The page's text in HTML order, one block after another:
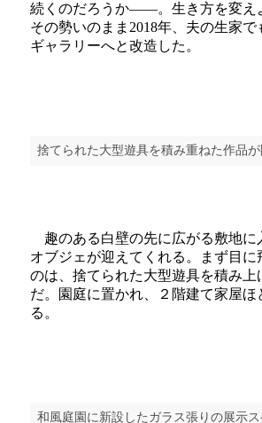
続くのだろうか――。生き方を変え
その勢いのまま2018年、夫の生家で
ギャラリーへと改造した。
捨てられた大型遊具を積み重ねた作品
趣のある白壁の先に広がる敷地に
オブジェが迎えてくれる。まず目に
のは、捨てられた大型遊具を積み上
だ。園庭に置かれ、２階建て家屋ほ
る。
和風庭園に新設したガラス張りの展示ス